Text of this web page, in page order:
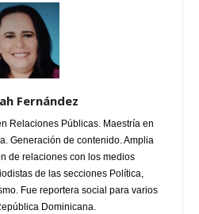
Fernández
Relaciones Públicas. Maestría en
Generación de contenido. Amplia
de relaciones con los medios
de las secciones Política,
Fue reportera social para varios
Dominicana.